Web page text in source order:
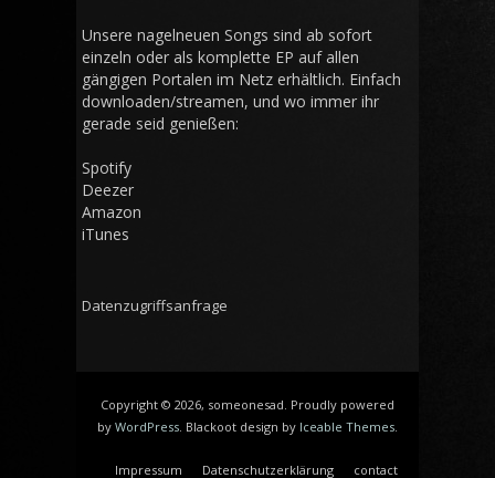
Unsere nagelneuen Songs sind ab sofort
einzeln oder als komplette EP auf allen
gängigen Portalen im Netz erhältlich. Einfach
downloaden/streamen, und wo immer ihr
gerade seid genießen:
Spotify
Deezer
Amazon
iTunes
Datenzugriffsanfrage
Copyright © 2026, someonesad. Proudly powered
by WordPress . Blackoot design by Iceable Themes
Impressum Datenschutzerklärung contact